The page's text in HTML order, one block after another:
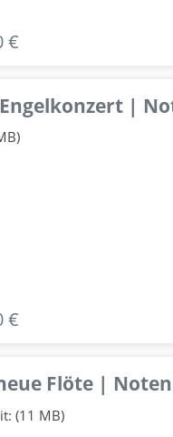
€
|
€
Flöte |
(11 MB)